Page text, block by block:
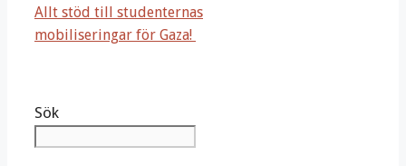
Allt stöd till studenternas
mobiliseringar för Gaza!
Sök